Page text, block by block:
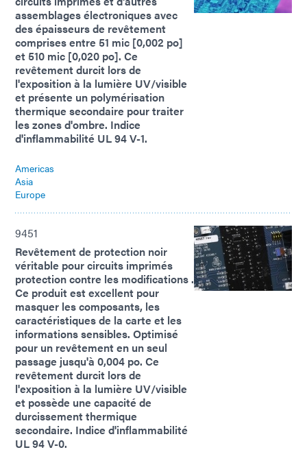
assemblages électroniques avec
des épaisseurs de revêtement
comprises entre 51 mic [0,002 po]
et 510 mic [0,020 po]. Ce
revêtement durcit lors de
l'exposition à la lumière UV/visible
et présente un polymérisation
thermique secondaire pour traiter
les zones d'ombre. Indice
d'inflammabilité UL 94 V-1.
Americas
Asia
Europe
9451
Revêtement de protection noir
véritable pour circuits imprimés
protection contre les modifications .
Ce produit est excellent pour
masquer les composants, les
caractéristiques de la carte et les
informations sensibles. Optimisé
pour un revêtement en un seul
passage jusqu'à 0,004 po. Ce
revêtement durcit lors de
l'exposition à la lumière UV/visible
et possède une capacité de
durcissement thermique
secondaire. Indice d'inflammabilité
UL 94 V-0.